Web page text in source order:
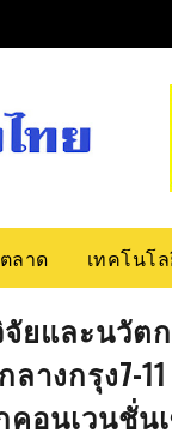
ลาด เทคโนโ
ยและนวัต
ลางกรุง7-
อนเวนชั่น